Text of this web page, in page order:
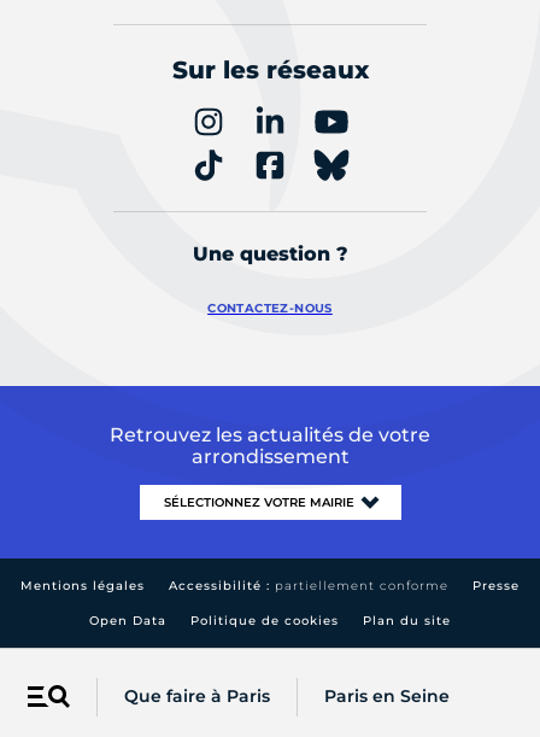
Menu Que faire à Paris Paris en Seine
Sur les réseaux
Une question ?
CONTACTEZ-NOUS
Retrouvez les actualités de votre
arrondissement
Mentions légales Accessibilité : partiellement conforme Presse
Open Data Politique de cookies Plan du site